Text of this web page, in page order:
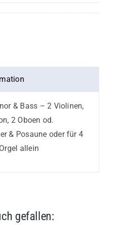
& Bass – 2 Violinen,
2 Oboen od.
& Posaune oder für 4
allein
gefallen: